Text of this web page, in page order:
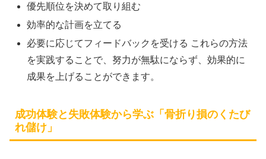
優先順位を決めて取り組む
効率的な計画を立てる
必要に応じてフィードバックを受ける これらの方法
を実践することで、努力が無駄にならず、効果的に
成果を上げることができます。
成功体験と失敗体験から学ぶ「骨折り損のくたび
れ儲け」